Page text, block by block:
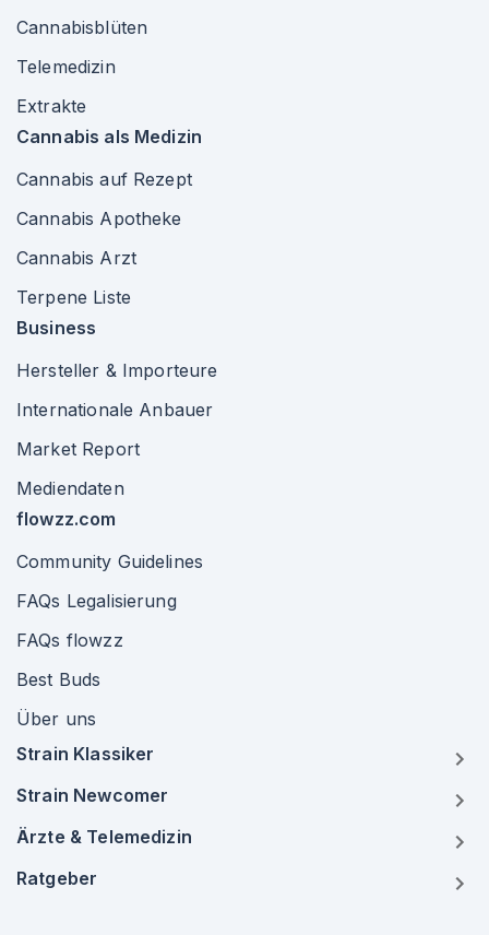
Cannabisblüten
Telemedizin
Extrakte
Cannabis als Medizin
Cannabis auf Rezept
Cannabis Apotheke
Cannabis Arzt
Terpene Liste
Business
Hersteller & Importeure
Internationale Anbauer
Market Report
Mediendaten
flowzz.com
Community Guidelines
FAQs Legalisierung
FAQs flowzz
Best Buds
Über uns
Strain Klassiker
Strain Newcomer
Ärzte & Telemedizin
Ratgeber